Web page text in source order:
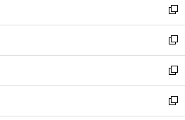
く
で
開
く
ド
ウ
で
開
く
ィ
ン
ド
ウ
で
開
く
い
ウ
ィ
ン
ド
ウ
で
開
新
し
い
ウ
ィ
ン
ド
ウ
新
し
い
ウ
ィ
ン
新
し
い
新